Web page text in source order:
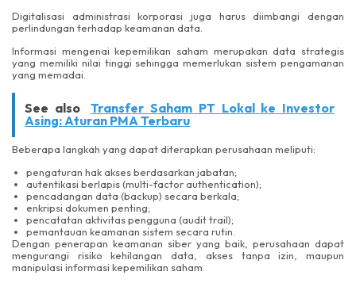
Digitalisasi administrasi korporasi juga harus diimbangi dengan
perlindungan terhadap keamanan data.
Informasi mengenai kepemilikan saham merupakan data strategis
yang memiliki nilai tinggi sehingga memerlukan sistem pengamanan
yang memadai.
See also
Transfer Saham PT Lokal ke Investor
Asing: Aturan PMA Terbaru
Beberapa langkah yang dapat diterapkan perusahaan meliputi:
pengaturan hak akses berdasarkan jabatan;
autentikasi berlapis (multi-factor authentication);
pencadangan data (backup) secara berkala;
enkripsi dokumen penting;
pencatatan aktivitas pengguna (audit trail);
pemantauan keamanan sistem secara rutin.
Dengan penerapan keamanan siber yang baik, perusahaan dapat
mengurangi risiko kehilangan data, akses tanpa izin, maupun
manipulasi informasi kepemilikan saham.